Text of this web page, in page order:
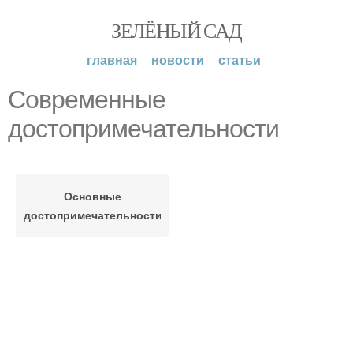
ЗЕЛЁНЫЙ САД
главная новости статьи
Современные
достопримечательности
Основные
достопримечательности